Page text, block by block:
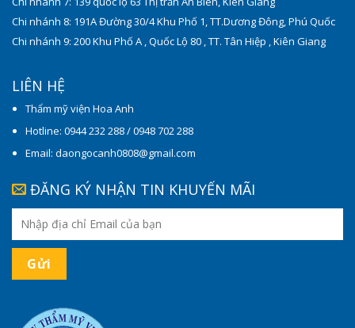
Chi nhánh 8: 191A Đường 30/4 Khu Phố 1, TT.Dương Đông, Phú Quốc
Chi nhánh 9: 200 Khu Phố A , Quốc Lộ 80 , TT. Tân Hiệp , Kiên Giang
LIÊN HỆ
Thẩm mỹ viện Hoa Anh
Hotline: 0944 232 288 / 0948 702 288
Email: daongocanh0808@gmail.com
ĐĂNG KÝ NHẬN TIN KHUYẾN MÃI